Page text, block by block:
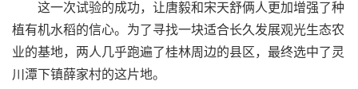
这一次试验的成功，让唐毅和宋天舒俩人更加增强了种
植有机水稻的信心。为了寻找一块适合长久发展观光生态农
业的基地，两人几乎跑遍了桂林周边的县区，最终选中了灵
川潭下镇薛家村的这片地。